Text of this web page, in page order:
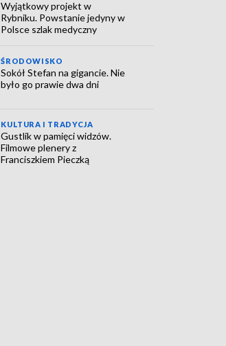
Wyjątkowy projekt w
Rybniku. Powstanie jedyny w
Polsce szlak medyczny
ŚRODOWISKO
Sokół Stefan na gigancie. Nie
było go prawie dwa dni
KULTURA I TRADYCJA
Gustlik w pamięci widzów.
Filmowe plenery z
Franciszkiem Pieczką